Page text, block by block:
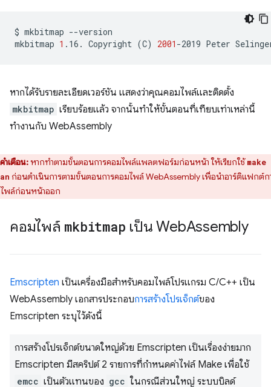
$ mkbitmap --version
mkbitmap 1 .16. Copyright (C) 2001 -2019 Peter
หากได้รับรายละเอียดเวอร์ชัน แสดงว่าคุณคอมไพล์และติดตั้ง
mkbitmap เรียบร้อยแล้ว จากนั้นทำให้ขั้นตอนที่เทียบเท่าเหล่านี้
ทำงานกับ WebAssembly
คำเตือน:หากทำตามขั้นตอนการคอมไพล์แพลตฟอร์มก่อนหน้า ให้เรียกใช้make
ก่อนดำเนินการตามขั้นตอนการคอมไพล์ WebAssembly เพื่อนำอาร์ติแฟกต์ก
พล์ก่อนหน้าออก
คอมไพล์ mkbitmap เป็น WebAssembly
Emscripten เป็นเครื่องมือสำหรับคอมไพล์โปรแกรม C/C++ เป็น
WebAssembly เอกสารประกอบการสร้างโปรเจ็กต์ของ
Emscripten ระบุไว้ดังนี้
การสร้างโปรเจ็กต์ขนาดใหญ่ด้วย Emscripten เป็นเรื่องง่ายมาก
Emscripten มีสคริปต์ 2 รายการที่กำหนดค่าไฟล์ Make เพื่อใช้
emcc เป็นตัวแทนของ gcc ในกรณีส่วนใหญ่ ระบบบิลด์